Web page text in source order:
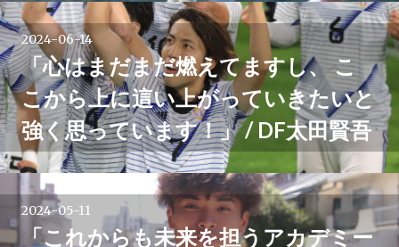
2024-06-14
「心はまだまだ燃えてますし、 こ
こから上に這い上がっていきたいと
強く思っています！」 / DF太田賢吾
2024-05-11
「これからも未来を担うアカデミー
ゲ
ー
シ
ョ
ン